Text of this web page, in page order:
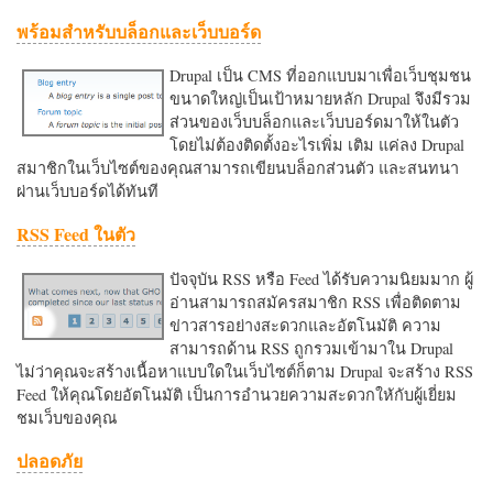
พร้อมสำหรับบล็อกและเว็บบอร์ด
Drupal เป็น CMS ที่ออกแบบมาเพื่อเว็บชุมชน
ขนาดใหญ่เป็นเป้าหมายหลัก Drupal จึงมีรวม
ส่วนของเว็บบล็อกและเว็บบอร์ดมาให้ในตัว
โดยไม่ต้องติดตั้งอะไรเพิ่ม เติม แค่ลง Drupal
สมาชิกในเว็บไซต์ของคุณสามารถเขียนบล็อกส่วนตัว และสนทนา
ผ่านเว็บบอร์ดได้ทันที
RSS Feed ในตัว
ปัจจุบัน RSS หรือ Feed ได้รับความนิยมมาก ผู้
อ่านสามารถสมัครสมาชิก RSS เพื่อติดตาม
ข่าวสารอย่างสะดวกและอัตโนมัติ ความ
สามารถด้าน RSS ถูกรวมเข้ามาใน Drupal
ไม่ว่าคุณจะสร้างเนื้อหาแบบใดในเว็บไซต์ก็ตาม Drupal จะสร้าง RSS
Feed ให้คุณโดยอัตโนมัติ เป็นการอำนวยความสะดวกใหักับผู้เยี่ยม
ชมเว็บของคุณ
ปลอดภัย